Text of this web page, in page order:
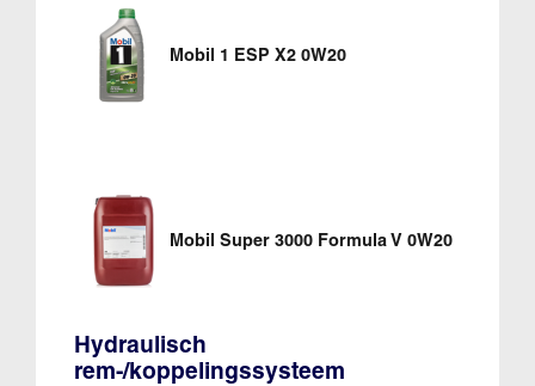
Mobil 1 ESP X2 0W20
Mobil Super 3000 Formula V 0W20
Hydraulisch
rem-/koppelingssysteem